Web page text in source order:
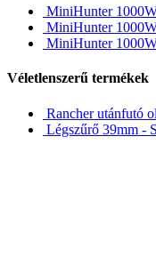
MiniHunter
MiniHunter
MiniHunter
Véletlenszerű termékek
Rancher utánfutó
Légszűrő 39mm -